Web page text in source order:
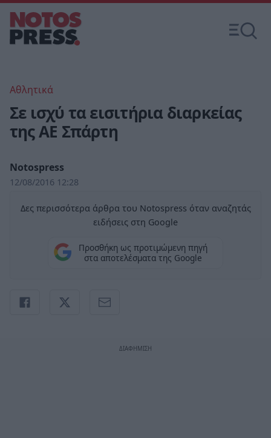
Αθλητικά
Σε ισχύ τα εισιτήρια διαρκείας
της ΑΕ Σπάρτη
Notospress
12/08/2016 12:28
Δες περισσότερα άρθρα του Notospress όταν αναζητάς
ειδήσεις στη Google
Προσθήκη ως προτιμώμενη πηγή
στα αποτελέσματα της Google